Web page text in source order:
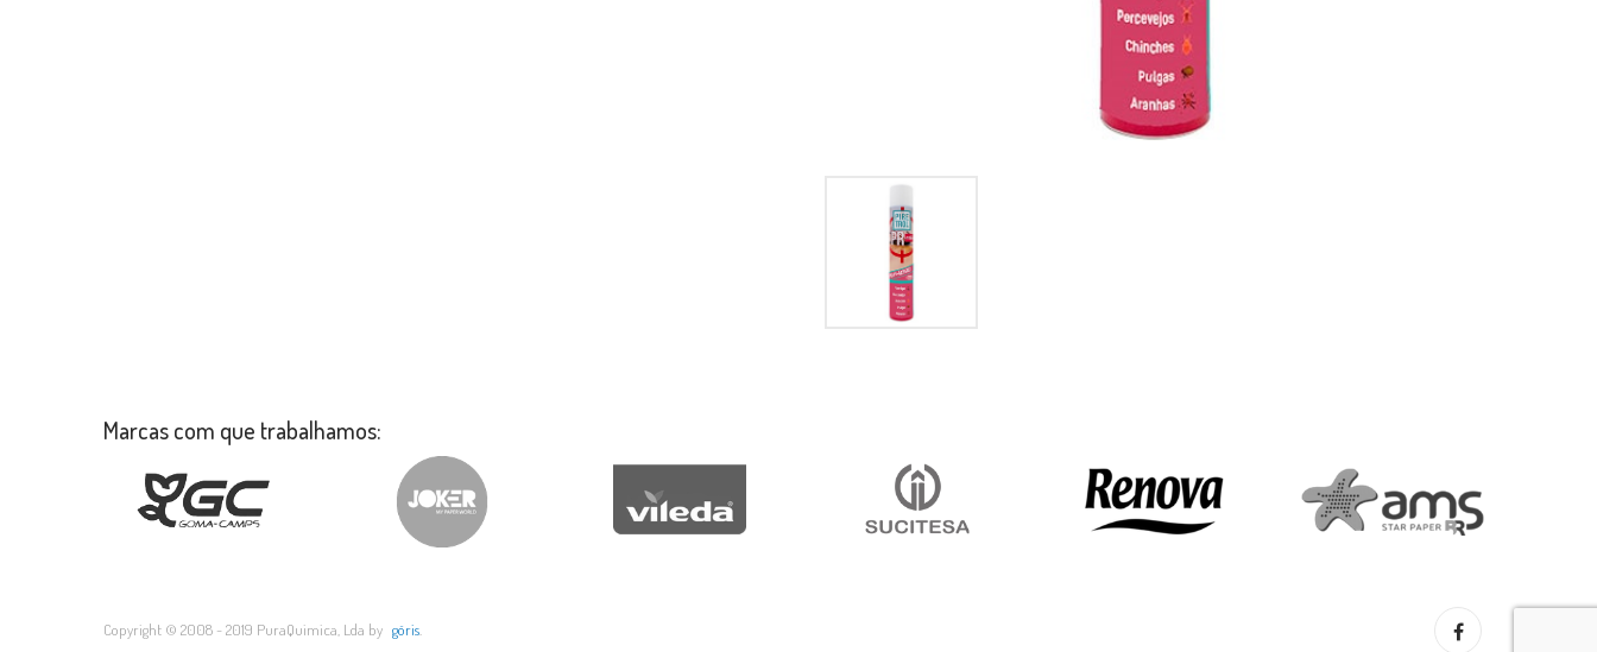
Marcas com que trabalhamos:
Copyright © 2008 - 2019 PuraQuimica, Lda by göris